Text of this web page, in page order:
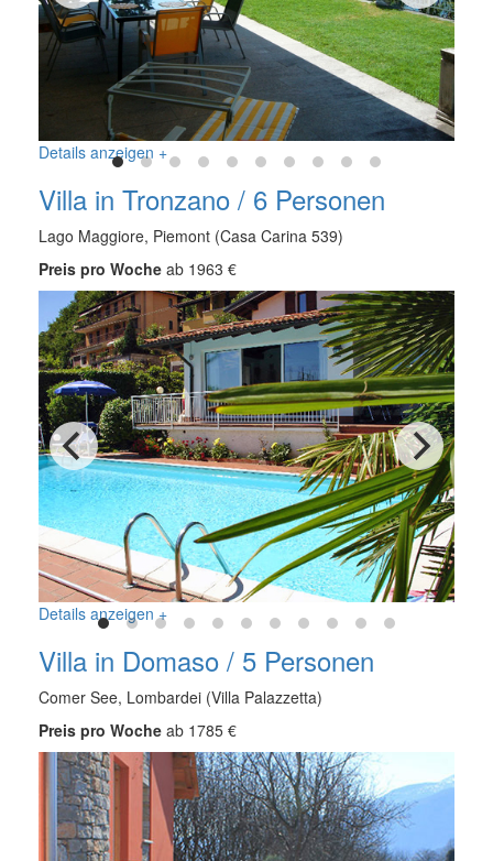
Details anzeigen +
Villa in Tronzano / 6 Personen
Lago Maggiore, Piemont (Casa Carina 539)
Preis pro Woche ab 1963 €
Details anzeigen +
Villa in Domaso / 5 Personen
Comer See, Lombardei (Villa Palazzetta)
Preis pro Woche ab 1785 €